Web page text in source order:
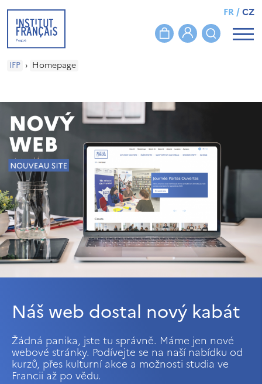
FR/CZ
IFP › Homepage
Náš web dostal nový kabát
Žádná panika, jste tu správně. Máme jen nové
webové stránky. Podívejte se na naší nabídku od
kurzů, přes kulturní akce a možnosti studia ve
Francii až po vědu.